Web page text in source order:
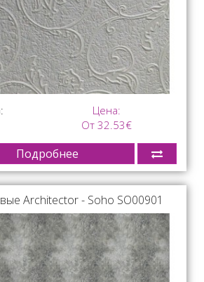
Цена:
От 32.53€
Подробнее
Architector - Soho SO00901